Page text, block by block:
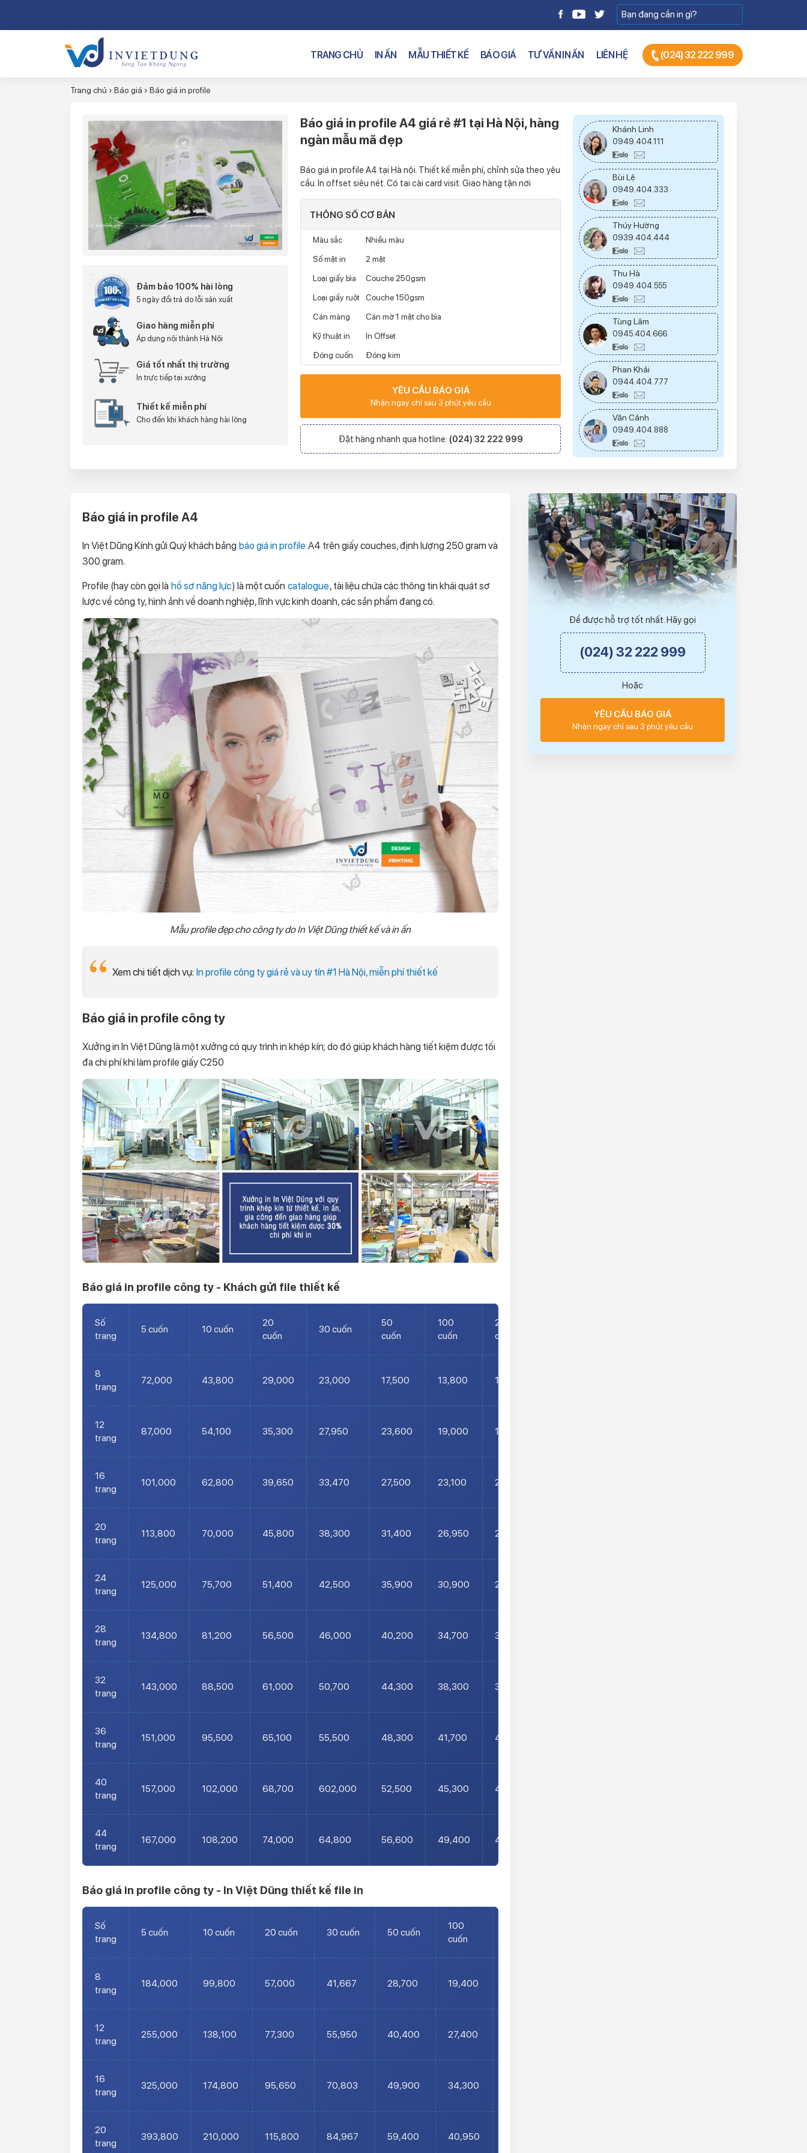
TRANG CHỦ IN ẤN MẪU THIẾT KẾ BÁO GIÁ TƯ VẤN IN ẤN LIÊN HỆ (024) 32 222 999
Trang chủ › Báo giá › Báo giá in profile
Đảm bảo 100% hài lòng
5 ngày đổi trả do lỗi sản xuất
Giao hàng miễn phí
Áp dụng nội thành Hà Nội
Giá tốt nhất thị trường
In trực tiếp tại xưởng
Thiết kế miễn phí
Cho đến khi khách hàng hài lòng
Báo giá in profile A4 giá rẻ #1 tại Hà Nội, hàng
ngàn mẫu mã đẹp
Báo giá in profile A4 tại Hà nội. Thiết kế miễn phí, chỉnh sửa theo yêu
cầu. In offset siêu nét. Có tai cài card visit. Giao hàng tận nơi
THÔNG SỐ CƠ BẢN
Màu sắc
Nhiều màu
Số mặt in
2 mặt
Loại giấy bìa
Couche 250gsm
Loại giấy ruột
Couche 150gsm
Cán màng
Cán mờ 1 mặt cho bìa
Kỹ thuật in
In Offset
Đóng cuốn
Đóng kim
YÊU CẦU BÁO GIÁ
Nhận ngay chỉ sau 3 phút yêu cầu
Đặt hàng nhanh qua hotline: (024) 32 222 999
Khánh Linh
0949.404.111
Bùi Lệ
0949.404.333
Thúy Hường
0939.404.444
Thu Hà
0949.404.555
Tùng Lâm
0945.404.666
Phan Khải
0944.404.777
Văn Cảnh
0949.404.888
Báo giá in profile A4
In Việt Dũng Kính gửi Quý khách bảng báo giá in profile A4 trên giấy couches, định lượng 250 gram và
300 gram.
Profile (hay còn gọi là hồ sơ năng lực) là một cuốn catalogue, tài liệu chứa các thông tin khái quát sơ
lược về công ty, hình ảnh về doanh nghiệp, lĩnh vực kinh doanh, các sản phẩm đang có.
Mẫu profile đẹp cho công ty do In Việt Dũng thiết kế và in ấn
Xem chi tiết dịch vụ: In profile công ty giá rẻ và uy tín #1 Hà Nội, miễn phí thiết kế
Báo giá in profile công ty
Xưởng in In Việt Dũng là một xưởng có quy trình in khép kín; do đó giúp khách hàng tiết kiệm được tối
đa chi phí khi làm profile giấy C250
Báo giá in profile công ty - Khách gửi file thiết kế
Số
trang
5 cuốn 10 cuốn
20
cuốn
30 cuốn
50
cuốn
100
cuốn
200
cuốn
8
trang
72,000 43,800 29,000 23,000 17,500 13,800 11,900
12
trang
87,000 54,100 35,300 27,950 23,600 19,000 17,100
16
trang
101,000 62,800 39,650 33,470 27,500 23,100 20,700
20
trang
113,800 70,000 45,800 38,300 31,400 26,950 24,100
24
trang
125,000 75,700 51,400 42,500 35,900 30,900 28,100
28
trang
134,800 81,200 56,500 46,000 40,200 34,700 32,000
32
trang
143,000 88,500 61,000 50,700 44,300 38,300 36,000
36
trang
151,000 95,500 65,100 55,500 48,300 41,700 40,000
40
trang
157,000 102,000 68,700 602,000 52,500 45,300 44,000
44
trang
167,000 108,200 74,000 64,800 56,600 49,400 48,000
Báo giá in profile công ty - In Việt Dũng thiết kế file in
Số
trang
5 cuốn 10 cuốn 20 cuốn 30 cuốn 50 cuốn
100
cuốn
8
trang
184,000 99,800 57,000 41,667 28,700 19,400
12
trang
255,000 138,100 77,300 55,950 40,400 27,400
16
trang
325,000 174,800 95,650 70,803 49,900 34,300
20
trang
393,800 210,000 115,800 84,967 59,400 40,950
Để được hỗ trợ tốt nhất. Hãy gọi
(024) 32 222 999
Hoặc
YÊU CẦU BÁO GIÁ
Nhận ngay chỉ sau 3 phút yêu cầu